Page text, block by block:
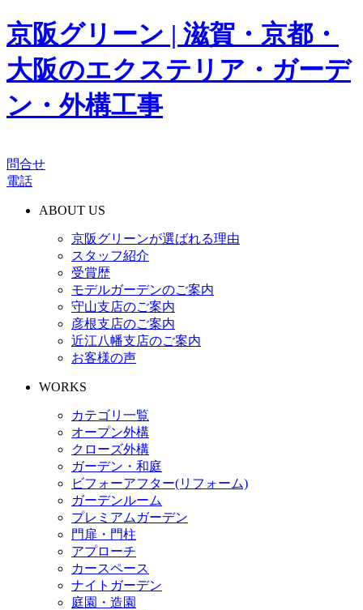
京阪グリーン | 滋賀・京都・
大阪のエクステリア・ガーデ
ン・外構工事
問合せ
電話
ABOUT US
京阪グリーンが選ばれる理由
スタッフ紹介
受賞歴
モデルガーデンのご案内
守山支店のご案内
彦根支店のご案内
近江八幡支店のご案内
お客様の声
WORKS
カテゴリ一覧
オープン外構
クローズ外構
ガーデン・和庭
ビフォーアフター(リフォーム)
ガーデンルーム
プレミアムガーデン
門扉・門柱
アプローチ
カースペース
ナイトガーデン
庭園・造園